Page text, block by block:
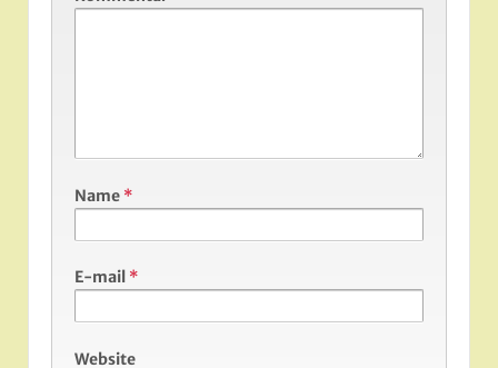
Name *
E-mail *
Website